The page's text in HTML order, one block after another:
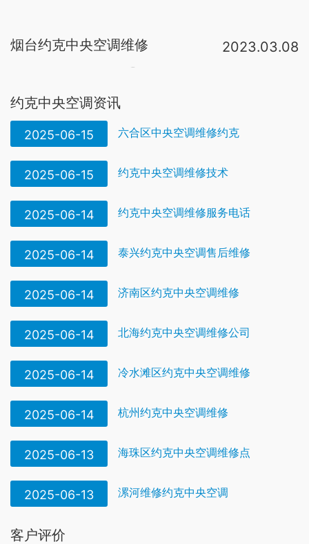
烟台约克中央空调维修 2023.03.08
约克中央空调资讯
2025-06-15 六合区中央空调维修约克
2025-06-15 约克中央空调维修技术
2025-06-14 约克中央空调维修服务电话
2025-06-14 泰兴约克中央空调售后维修
2025-06-14 济南区约克中央空调维修
2025-06-14 北海约克中央空调维修公司
2025-06-14 冷水滩区约克中央空调维修
2025-06-14 杭州约克中央空调维修
2025-06-13 海珠区约克中央空调维修点
2025-06-13 漯河维修约克中央空调
客户评价